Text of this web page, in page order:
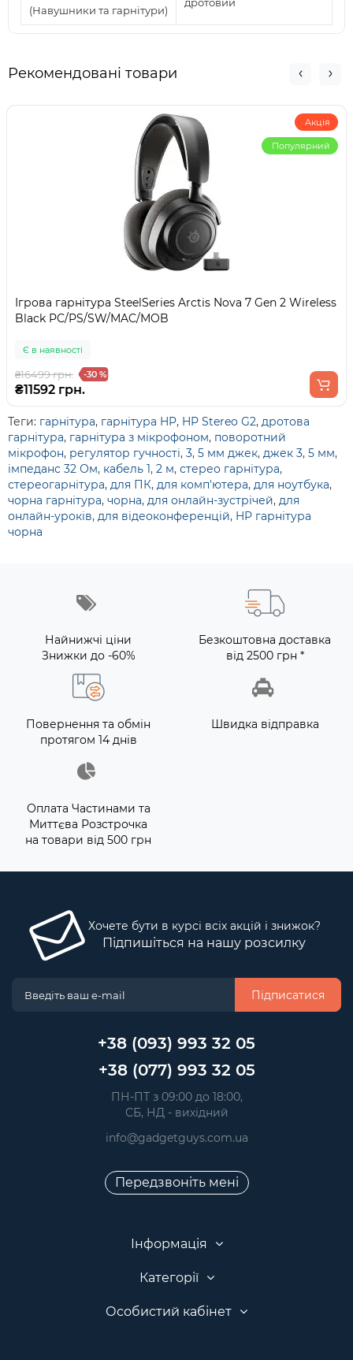
(Навушники та гарнітури)
Рекомендовані товари
Акція
Популярний
Ігрова гарнітура SteelSeries Arctis Nova 7 Gen 2 Wireless
Black PC/PS/SW/MAC/MOB
Є в наявності
₴16499 грн. -30 %
₴11592 грн.
Теги: гарнітура, гарнітура HP, HP Stereo G2, дротова
гарнітура, гарнітура з мікрофоном, поворотний
мікрофон, регулятор гучності, 3, 5 мм джек, джек 3, 5 мм,
імпеданс 32 Ом, кабель 1, 2 м, стерео гарнітура,
стереогарнітура, для ПК, для комп'ютера, для ноутбука,
чорна гарнітура, чорна, для онлайн-зустрічей, для
онлайн-уроків, для відеоконференцій, HP гарнітура
чорна
Найнижчі ціни
Знижки до -60%
Безкоштовна доставка
від 2500 грн *
Повернення та обмін
протягом 14 днів
Швидка відправка
Оплата Частинами та
Миттєва Розстрочка
на товари від 500 грн
Хочете бути в курсі всіх акцій і знижок?
Підпишіться на нашу розсилку
Підписатися
+38 (093) 993 32 05
+38 (077) 993 32 05
ПН-ПТ з 09:00 до 18:00,
СБ, НД - вихідний
info@gadgetguys.com.ua
Передзвоніть мені
Інформація
Категорії
Особистий кабінет